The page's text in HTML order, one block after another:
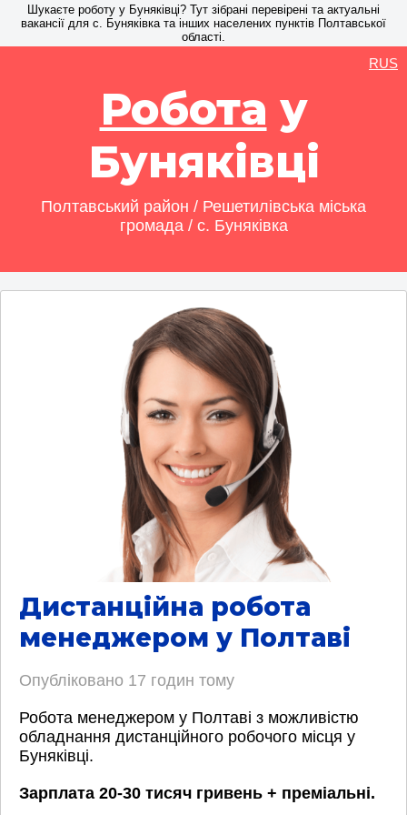
Шукаєте роботу у Буняківці? Тут зібрані перевірені та актуальні
вакансії для с. Буняківка та інших населених пунктів Полтавської
області.
Робота у
Буняківці
Полтавський район / Решетилівська міська
громада / с. Буняківка
RUS
Дистанційна робота
менеджером у Полтаві
Опубліковано 17 годин тому
Робота менеджером у Полтаві з можливістю
обладнання дистанційного робочого місця у
Буняківці.
Зарплата 20-30 тисяч гривень + преміальні.